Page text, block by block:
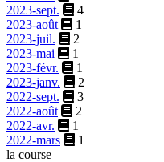
2023-sept.
4
2023-août
1
2023-juil.
2
2023-mai
1
2023-févr.
1
2023-janv.
2
2022-sept.
3
2022-août
2
2022-avr.
1
2022-mars
1
la course